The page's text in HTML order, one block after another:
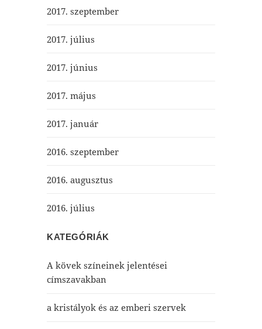
2017. szeptember
2017. július
2017. június
2017. május
2017. január
2016. szeptember
2016. augusztus
2016. július
KATEGÓRIÁK
A kövek színeinek jelentései
címszavakban
a kristályok és az emberi szervek